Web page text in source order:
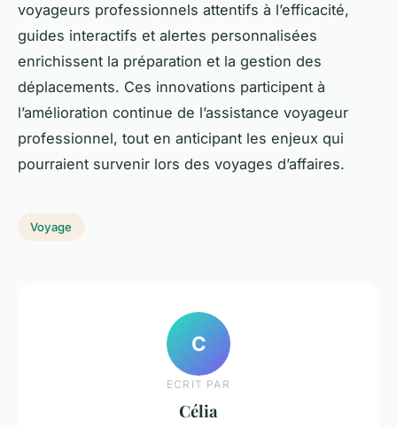
voyageurs professionnels attentifs à l’efficacité,
guides interactifs et alertes personnalisées
enrichissent la préparation et la gestion des
déplacements. Ces innovations participent à
l’amélioration continue de l’assistance voyageur
professionnel, tout en anticipant les enjeux qui
pourraient survenir lors des voyages d’affaires.
Voyage
C
ECRIT PAR
Célia